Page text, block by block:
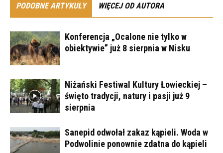
PODOBNE ARTYKUŁY WIĘCEJ OD AUTORA
Konferencja „Ocalone nie tylko w
obiektywie” już 8 sierpnia w Nisku
Niżański Festiwal Kultury Łowieckiej –
święto tradycji, natury i pasji już 9
sierpnia
Sanepid odwołał zakaz kąpieli. Woda w
Podwolinie ponownie zdatna do kąpieli